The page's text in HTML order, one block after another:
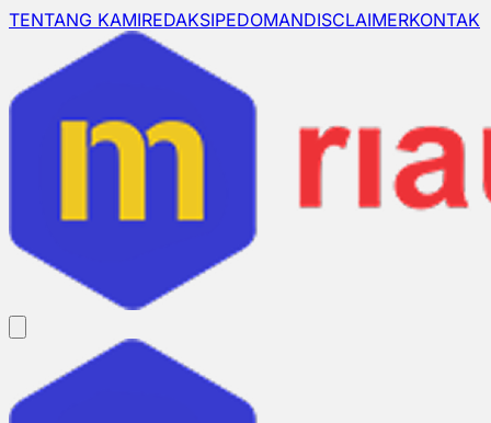
TENTANG KAMIREDAKSIPEDOMANDISCLAIMERKONTAK